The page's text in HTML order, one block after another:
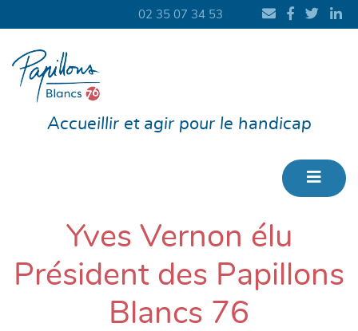
02 35 07 34 53
Accueillir et agir pour le handicap
Yves Vernon élu
Président des Papillons
Blancs 76